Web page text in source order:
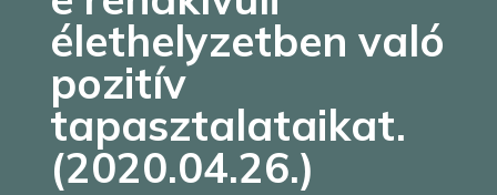
élethelyzetben való
pozitív
tapasztalataikat.
(2020.04.26.)